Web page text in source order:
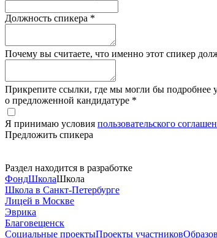
Должность спикера *
Почему вы считаете, что именно этот спикер
Прикрепите ссылки, где мы могли бы подробнее
о предложенной кандидатуре *
Я принимаю условия пользовательского
Предложить спикера
Раздел находится в разработке
ФондШколаШкола
Школа в Санкт-Петербурге
Лицей в Москве
Эврика
Благовещенск
Социальные проектыПроекты участников